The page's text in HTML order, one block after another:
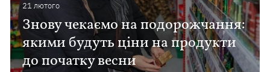
21 лютого
Знову чекаємо на подорожчання:
якими будуть ціни на продукти
до початку весни